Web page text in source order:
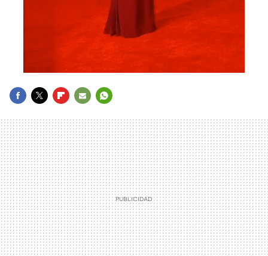
MAIL